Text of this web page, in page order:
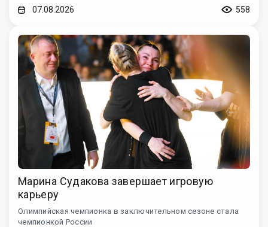
07.08.2026 558
Марина Судакова завершает игровую
карьеру
Олимпийская чемпионка в заключительном сезоне стала
чемпионкой России